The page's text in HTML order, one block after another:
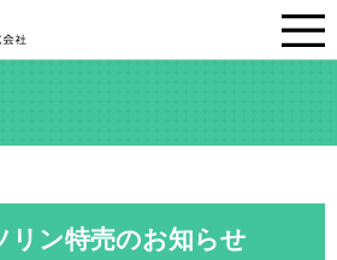
リン特売のお知らせ